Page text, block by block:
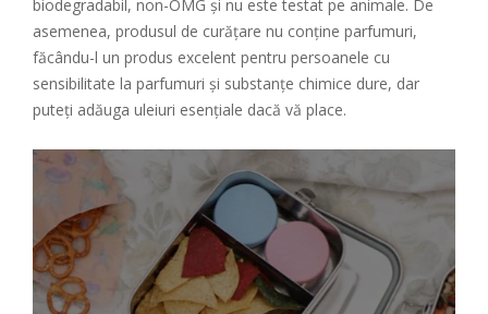
biodegradabil, non-OMG și nu este testat pe animale. De
asemenea, produsul de curățare nu conține parfumuri,
făcându-l un produs excelent pentru persoanele cu
sensibilitate la parfumuri și substanțe chimice dure, dar
puteți adăuga uleiuri esențiale dacă vă place.